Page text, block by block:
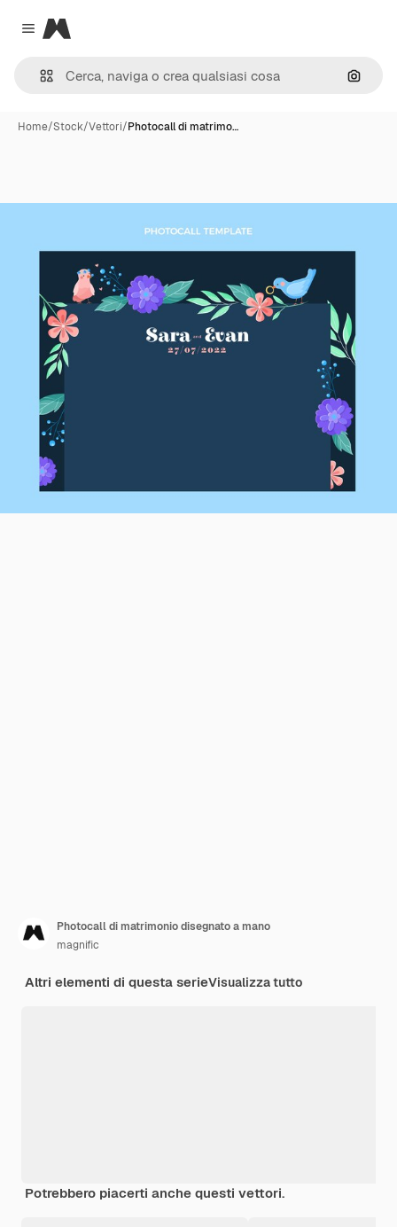
Close menu
Magnific
Cerca
Home/Stock/Vettori/Photocall di matrimo…
Photocall di matrimonio disegnato a mano
magnific
Altri elementi di questa serieVisualizza tutto
Potrebbero piacerti anche questi vettori.